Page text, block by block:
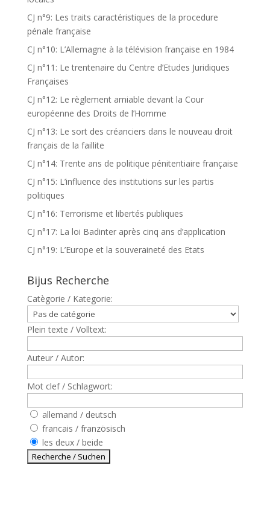
CJ n°9: Les traits caractéristiques de la procedure
pénale française
CJ n°10: L’Allemagne à la télévision française en 1984
CJ n°11: Le trentenaire du Centre d’Etudes Juridiques
Françaises
CJ n°12: Le règlement amiable devant la Cour
européenne des Droits de l’Homme
CJ n°13: Le sort des créanciers dans le nouveau droit
français de la faillite
CJ n°14: Trente ans de politique pénitentiaire française
CJ n°15: L’influence des institutions sur les partis
politiques
CJ n°16: Terrorisme et libertés publiques
CJ n°17: La loi Badinter après cinq ans d’application
CJ n°19: L’Europe et la souveraineté des Etats
Bijus Recherche
Catègorie / Kategorie:
Plein texte / Volltext:
Auteur / Autor:
Mot clef / Schlagwort:
allemand / deutsch
francais / französisch
les deux / beide